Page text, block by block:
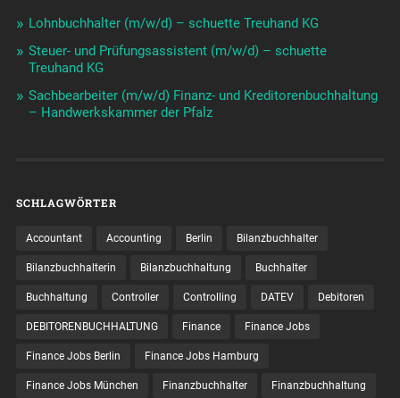
Lohnbuchhalter (m/w/d) – schuette Treuhand KG
Steuer- und Prüfungsassistent (m/w/d) – schuette
Treuhand KG
Sachbearbeiter (m/w/d) Finanz- und Kreditorenbuchhaltung
– Handwerkskammer der Pfalz
SCHLAGWÖRTER
Accountant Accounting Berlin Bilanzbuchhalter
Bilanzbuchhalterin Bilanzbuchhaltung Buchhalter
Buchhaltung Controller Controlling DATEV Debitoren
DEBITORENBUCHHALTUNG Finance Finance Jobs
Finance Jobs Berlin Finance Jobs Hamburg
Finance Jobs München Finanzbuchhalter Finanzbuchhaltung